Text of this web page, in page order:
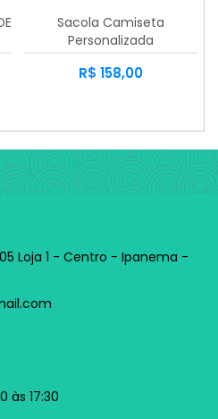
Sacola Camiseta
Personalizada
R$ 158,00
Loja 1 - Centro - Ipanema -
às 17:30